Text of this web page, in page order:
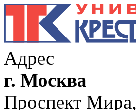
Адрес
г. Москва
Проспект